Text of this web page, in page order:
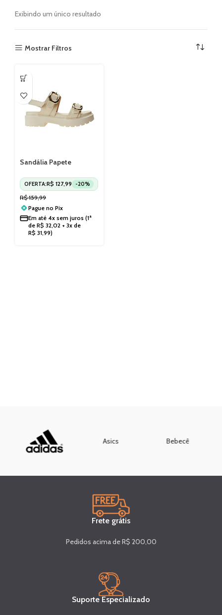
Exibindo um único resultado
Mostrar Filtros
Sandália Papete
6499115
OFERTA:R$ 127,99 -20%
R$159,99
Pague no Pix
Em até 4x sem juros (1ª
de R$ 32,02 + 3x de
R$ 31,99)
Asics Bebecê
Frete grátis
Pedidos acima de R$ 200,00
Suporte Especializado